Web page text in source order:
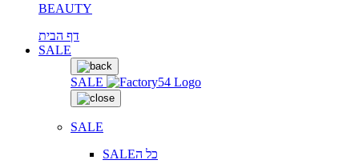
BEAUTY
דף הבית
SALE
SALE
SALE
SALEכל ה